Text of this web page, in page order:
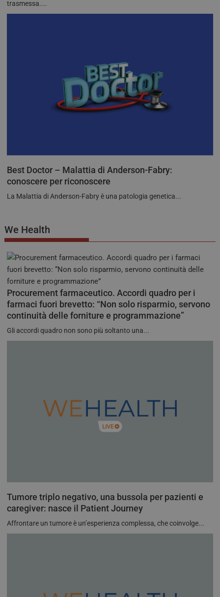
trasmessa....
Best Doctor – Malattia di Anderson-Fabry:
conoscere per riconoscere
La Malattia di Anderson-Fabry è una patologia genetica...
We Health
Procurement farmaceutico. Accordi quadro per i
farmaci fuori brevetto: “Non solo risparmio, servono
continuità delle forniture e programmazione”
Gli accordi quadro non sono più soltanto una...
Tumore triplo negativo, una bussola per pazienti e
caregiver: nasce il Patient Journey
Affrontare un tumore è un’esperienza complessa, che coinvolge...